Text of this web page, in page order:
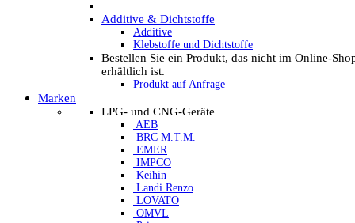
Additive & Dichtstoffe
Additive
Klebstoffe und Dichtstoffe
Bestellen Sie ein Produkt, das nicht im Online-
erhältlich ist.
Produkt auf Anfrage
Marken
LPG- und CNG-Geräte
AEB
BRC M.T.M.
EMER
IMPCO
Keihin
Landi Renzo
LOVATO
OMVL